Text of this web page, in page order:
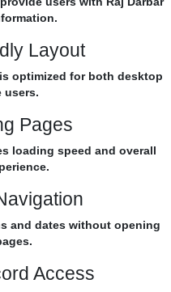
Layout
optimized for both desktop
users.
Pages
loading speed and overall
and dates without opening
Access